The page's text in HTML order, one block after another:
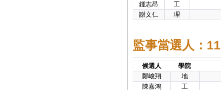
鍾志昂
工
謝文仁
理
監事當選人：
候選人
學院
鄭峻翔
地
陳嘉鴻
工